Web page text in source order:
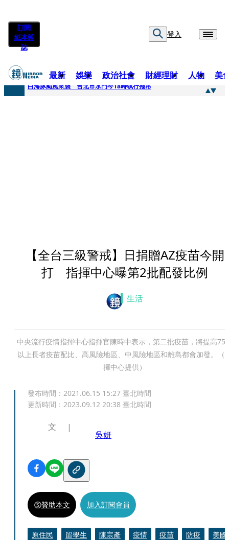
訂閱
紙本雜
誌
登入
最新 娛樂 政治社會 財經理財 人物 美
快訊
白海豚颱風來襲 台北市水門今18時執行拖吊
【全台三級警戒】日捐贈AZ疫苗今開
打 指揮中心曝第2批配發比例
生活
中央流行疫情指揮中心指揮官陳時中表示，第二批疫苗，將提高75
以上長者疫苗配比、高風險地區、中風險地區和離島都會加發。（
揮中心提供）
發布時間： 2021.06.15 15:27 臺北時間
更新時間： 2023.09.12 20:38 臺北時間
文
吳妍
贊助本文 加入訂閱會員
原住民 留學生 陳宗彥 疫情 疫苗 防疫
美國